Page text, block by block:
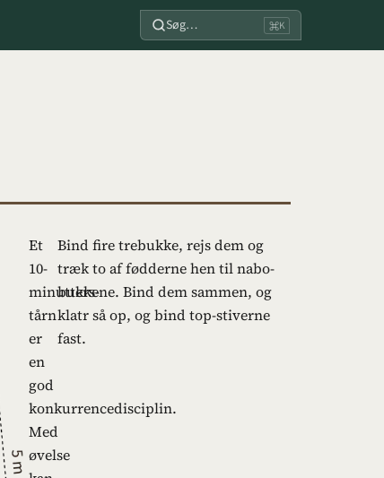
Søg… ⌘K
Et
10-
minutters-
tårn
er
en
god
konkurrencedisciplin.
Med
øvelse
Bind fire trebukke, rejs dem og
træk to af fødderne hen til nabo-
bukkene. Bind dem sammen, og
klatr så op, og bind top-stiverne
fast.